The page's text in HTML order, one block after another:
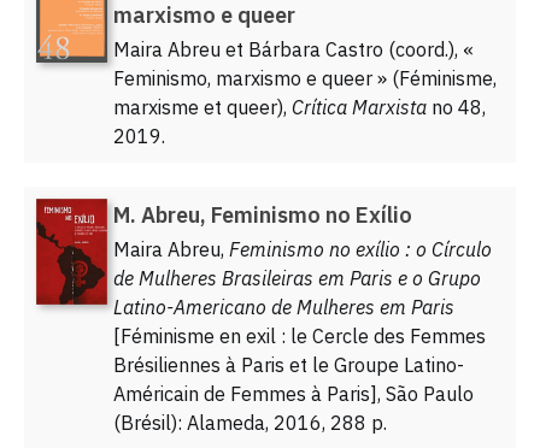
marxismo e queer
Maira Abreu et Bárbara Castro (coord.), «
Feminismo, marxismo e queer » (Féminisme,
marxisme et queer), Crítica Marxistano 48,
2019.
M. Abreu, Feminismo no Exílio
Maira Abreu, Feminismo no exílio : o Círculo
de Mulheres Brasileiras em Paris e o Grupo
Latino-Americano de Mulheres em Paris
[Féminisme en exil : le Cercle des Femmes
Brésiliennes à Paris et le Groupe Latino-
Américain de Femmes à Paris], São Paulo
(Brésil): Alameda, 2016, 288 p.